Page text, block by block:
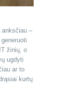
anksčiau –
žinių, o
ugdyti
ar to
kurtų